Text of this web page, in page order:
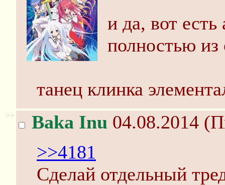
и да, вот
полностью из
танец клинка
>> Baka Inu 04.08.2014
>>4181
Сделай отдельный